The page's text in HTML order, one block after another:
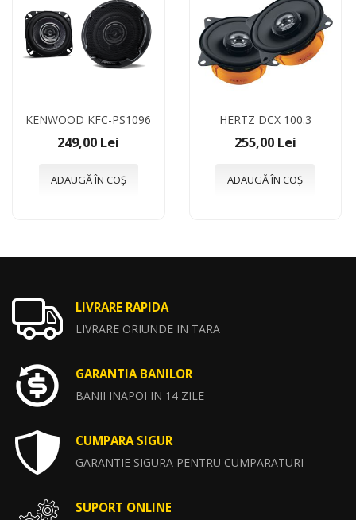
KENWOOD KFC-PS1096
249,00 Lei
ADAUGĂ ÎN COȘ
HERTZ DCX 100.3
255,00 Lei
ADAUGĂ ÎN COȘ
LIVRARE RAPIDA
LIVRARE ORIUNDE IN TARA
GARANTIA BANILOR
BANII INAPOI IN 14 ZILE
CUMPARA SIGUR
GARANTIE SIGURA PENTRU CUMPARATURI
SUPORT ONLINE